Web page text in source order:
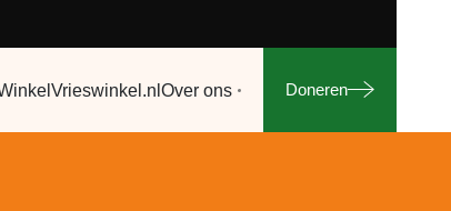
Vrieswinkel.nl Over ons Doneren